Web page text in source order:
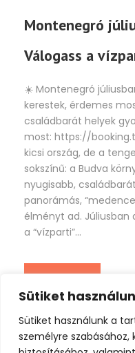
Sütiket
Sütiket használunk a
személyre szabásához,
Montenegró
Válogass a
☀️ Montenegró
kerestek, érdemes
családbarát helyek
most: https://
kicsi ország, de a
sokszínű: a Budva
nyugisabb,
panorámás,
élményt ad.
a “vízparti”...